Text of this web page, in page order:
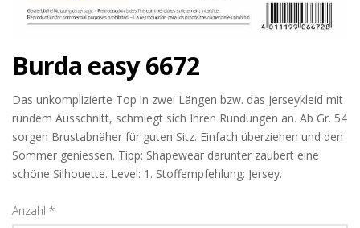
Burda easy 6672
Das unkomplizierte Top in zwei Längen bzw. das Jerseykleid mit
rundem Ausschnitt, schmiegt sich Ihren Rundungen an. Ab Gr. 54
sorgen Brustabnäher für guten Sitz. Einfach überziehen und den
Sommer geniessen. Tipp: Shapewear darunter zaubert eine
schöne Silhouette. Level: 1. Stoffempfehlung: Jersey.
Anzahl *